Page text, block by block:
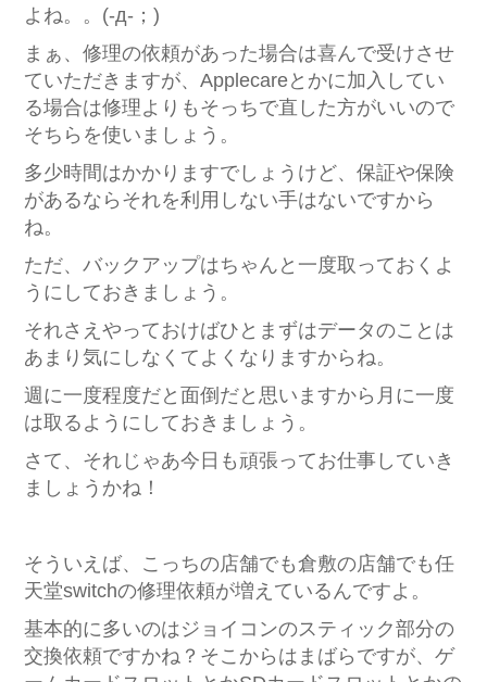
よね。。(-д-；)
まぁ、修理の依頼があった場合は喜んで受けさせ
ていただきますが、Applecareとかに加入してい
る場合は修理よりもそっちで直した方がいいので
そちらを使いましょう。
多少時間はかかりますでしょうけど、保証や保険
があるならそれを利用しない手はないですから
ね。
ただ、バックアップはちゃんと一度取っておくよ
うにしておきましょう。
それさえやっておけばひとまずはデータのことは
あまり気にしなくてよくなりますからね。
週に一度程度だと面倒だと思いますから月に一度
は取るようにしておきましょう。
さて、それじゃあ今日も頑張ってお仕事していき
ましょうかね！
そういえば、こっちの店舗でも倉敷の店舗でも任
天堂switchの修理依頼が増えているんですよ。
基本的に多いのはジョイコンのスティック部分の
交換依頼ですかね？そこからはまばらですが、ゲ